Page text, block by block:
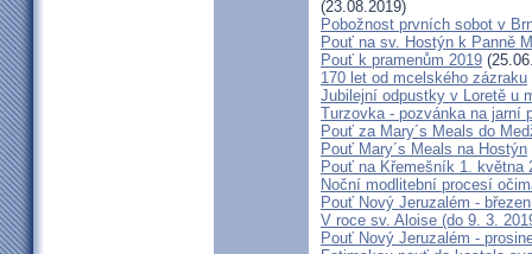
(23.08.2019)
Pobožnost prvních sobot v
Pouť na sv. Hostýn k Panně
Pouť k pramenům 2019
170 let od mcelského zázraku
Jubilejní odpustky v Loretě u
Turzovka - pozvánka na jarní
Pouť za Mary´s Meals do
Pouť Mary´s Meals na Hostýn
Pouť na Křemešník 1. května
Noční modlitební procesí
Pouť Nový Jeruzalém -
V roce sv. Aloise (do 9. 3.
Pouť Nový Jeruzalém -